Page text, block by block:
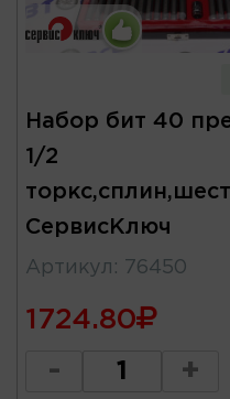
Набор бит 40
1/2
СервисКлюч
Артикул : 76450
1724.80
- +